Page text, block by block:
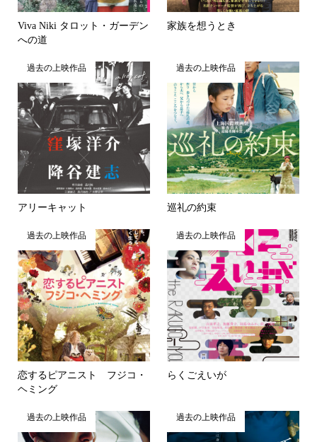
Viva Niki タロット・ガーデン
への道
家族を想うとき
過去の上映作品
アリーキャット
過去の上映作品
巡礼の約束
過去の上映作品
恋するピアニスト フジコ・
ヘミング
過去の上映作品
らくごえいが
過去の上映作品 過去の上映作品